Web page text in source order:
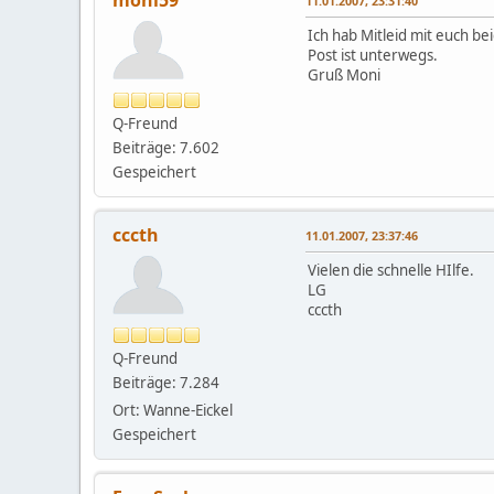
Q-Freund
Beiträge: 7.602
Gespeichert
Ich hab Mitleid mit euch
Post ist unterwegs.
Gruß Moni
cccth
Q-Freund
Beiträge: 7.284
Ort: Wanne-Eickel
Gespeichert
11.01.2007, 23:37:46
Vielen die schnelle HIlfe.
LG
cccth